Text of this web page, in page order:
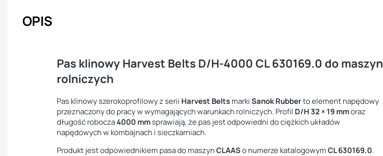
OPIS
Pas klinowy Harvest Belts D/H-4000 CL 630169.0 do maszyn
rolniczych
Pas klinowy szerokoprofilowy z serii Harvest BeltsmarkiSanok Rubberto element napędowy
przeznaczony do pracy w wymagających warunkach rolniczych. Profil D/H 32 × 19 mmoraz
długość robocza4000 mmsprawiają, że pas jest odpowiedni do ciężkich układów
napędowych w kombajnach i sieczkarniach.
Produkt jest odpowiednikiem pasa do maszynCLAASo numerze katalogowymCL 630169.0.